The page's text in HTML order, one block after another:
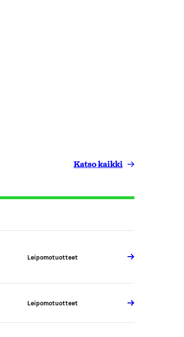
Katso kaikki
Leipomotuotteet
Leipomotuotteet